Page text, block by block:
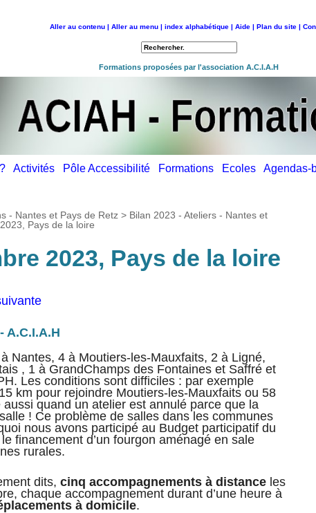
Aller au contenu | Aller au menu | index alphabétique | Aide | Plan du site |
Formations proposées par l'association A.C.I.A.H
Activités Pôle Accessibilité Formations Ecoles Agendas-
- Nantes et Pays de Retz > Bilan 2023 - Ateliers - Nantes et
Pays de la loire
2023, Pays de la loire
A.C.I.A.H
Nantes, 4 à Moutiers-les-Mauxfaits, 2 à Ligné,
, 1 à GrandChamps des Fontaines et Saffré et
Les conditions sont difficiles : par exemple
km pour rejoindre Moutiers-les-Mauxfaits ou 58
quand un atelier est annulé parce que la
! Ce problème de salles dans les communes
nous avons participé au Budget participatif du
financement d’un fourgon aménagé en sale
rurales.
dits, cinq accompagnements à distance les
chaque accompagnement durant d’une heure à
à domicile.